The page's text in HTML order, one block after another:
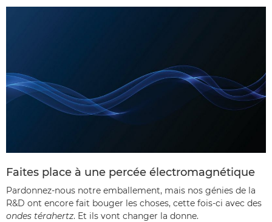
Faites place à une percée électromagnétique
Pardonnez-nous notre emballement, mais nos génies de la
R&D ont encore fait bouger les choses, cette fois-ci avec des
ondes térahertz. Et ils vont changer la donne.